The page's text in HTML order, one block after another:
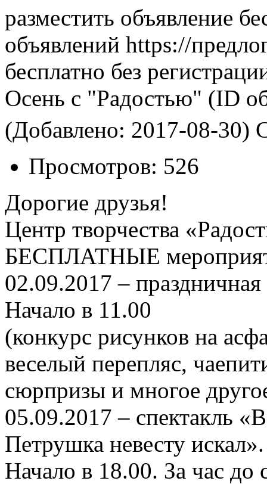
разместить объявление
объявлений https://
бесплатно без
Осень с "Радостью" (ID
(Добавлено: 2017-08-30)
Просмотров: 526
Дорогие друзья!
Центр творчества
БЕСПЛАТНЫЕ
02.09.2017 –
Начало в 11.00
(конкурс рисунков на
веселый перепляс,
сюрпризы и многое
05.09.2017 – спектакль
Петрушка невесту искал».
Начало в 18.00. За час до